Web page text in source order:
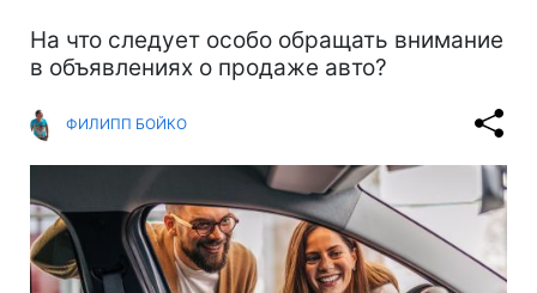
На что следует особо обращать внимание
в объявлениях о продаже авто?
ФИЛИПП БОЙКО